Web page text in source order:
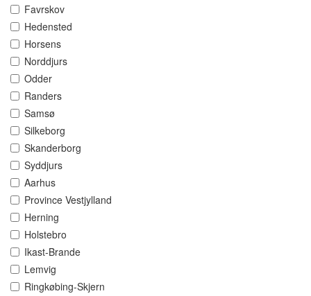
Favrskov
Hedensted
Horsens
Norddjurs
Odder
Randers
Samsø
Silkeborg
Skanderborg
Syddjurs
Aarhus
Province Vestjylland
Herning
Holstebro
Ikast-Brande
Lemvig
Ringkøbing-Skjern